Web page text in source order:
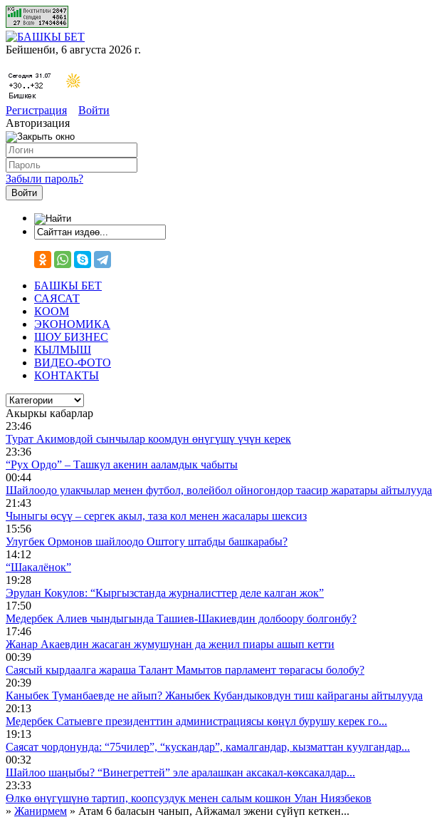
Бейшенби, 6 августа 2026 г.
Регистрация
Войти
Авторизация
Забыли пароль?
БАШКЫ БЕТ
САЯСАТ
КООМ
ЭКОНОМИКА
ШОУ БИЗНЕС
КЫЛМЫШ
ВИДЕО-ФОТО
КОНТАКТЫ
Акыркы кабарлар
23:46
Турат Акимовдой сынчылар коомдун өнүгүшү үчүн керек
23:36
“Рух Ордо” – Ташкул акенин ааламдык чабыты
00:44
Шайлоодо улакчылар менен футбол, волейбол ойногондор таасир жаратары айтылууда
21:43
Чыныгы өсүү – сергек акыл, таза кол менен жасалары шексиз
15:56
Улугбек Ормонов шайлоодо Оштогу штабды башкарабы?
14:12
“Шакалёнок”
19:28
Эрулан Кокулов: “Кыргызстанда журналисттер деле калган жок”
17:50
Медербек Алиев чындыгында Ташиев-Шакиевдин долбоору болгонбу?
17:46
Жанар Акаевдин жасаган жумушунан да жеңил пиары ашып кетти
00:39
Саясый кырдаалга жараша Талант Мамытов парламент төрагасы болобу?
20:39
Каныбек Туманбаевде не айып? Жаныбек Кубандыковдун тиш кайраганы айтылууда
20:13
Медербек Сатыевге президенттин администрациясы көңүл бурушу керек го...
19:13
Саясат чордонунда: “75чилер”, “кускандар”, камалгандар, кызматтан куулгандар...
00:32
Шайлоо шаңыбы? “Винегреттей” эле аралашкан аксакал-көксакалдар...
23:33
Өлкө өнүгүшүнө тартип, коопсуздук менен салым кошкон Улан Ниязбеков
» Жанирмем » Атам 6 баласын чанып, Айжамал эжени сүйүп кеткен...